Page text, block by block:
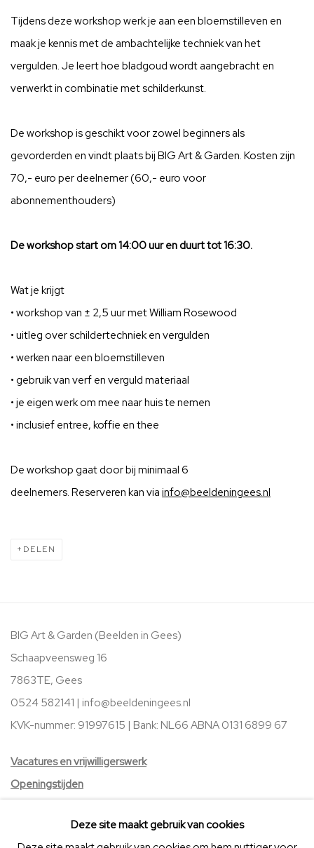
Tijdens deze workshop werk je aan een bloemstilleven en
maak je kennis met de ambachtelijke techniek van het
vergulden. Je leert hoe bladgoud wordt aangebracht en
verwerkt in combinatie met schilderkunst.
De workshop is geschikt voor zowel beginners als
gevorderden en vindt plaats bij BIG Art & Garden. Kosten zijn
70,- euro per deelnemer (60,- euro voor
abonnementhouders)
De workshop start om 14:00 uur en duurt tot 16:30.
Wat je krijgt
• workshop van ± 2,5 uur met William Rosewood
• uitleg over schildertechniek en vergulden
• werken naar een bloemstilleven
• gebruik van verf en verguld materiaal
• je eigen werk om mee naar huis te nemen
• inclusief entree, koffie en thee
De workshop gaat door bij minimaal 6
deelnemers. Reserveren kan via info@beeldeningees.nl
DELEN
BIG Art & Garden (Beelden in Gees)
Schaapveensweg 16
7863TE, Gees
0524 582141 | info@beeldeningees.nl
KVK-nummer: 91997615 | Bank: NL66 ABNA 0131 6899 67
Vacaturesen vrijwilligerswerk
Openingstijden
Deze site maakt gebruik van cookies